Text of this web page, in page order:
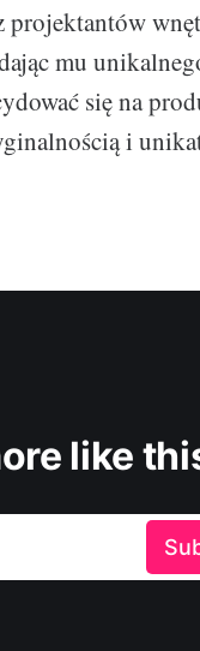
projektantów
mu
się na
i
like